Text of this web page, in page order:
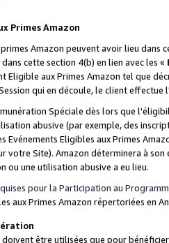
Primes Amazon
Amazon peuvent avoir lieu dans
cette section 4(b) en lien avec les «
Eligible aux Primes Amazon tel que
qui en découle, le client
Spéciale dès lors que
abusive (par exemple, des
Evénements Eligibles aux Primes
votre Site). Amazon déterminera à
ou une utilisation abusive a eu lieu.
pour la Participation au
aux Primes Amazon répertoriées en
être utilisées que pour